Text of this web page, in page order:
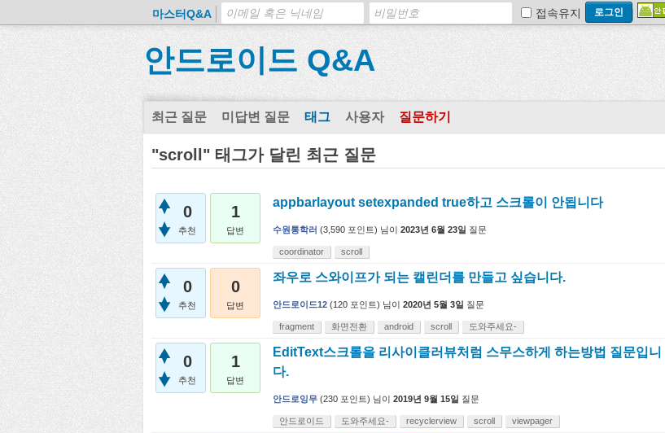
마스터Q&A 접속유지
안드로이드 Q&A
최근 질문 미답변 질문 태그 사용자 질문하기
"scroll" 태그가 달린 최근 질문
0
추천
1
답변
appbarlayout setexpanded true하고 스크롤이 안됩니다
수원통학러 (3,590 포인트) 님이 2023년 6월 23일 질문
coordinator scroll
0
추천
0
답변
좌우로 스와이프가 되는 캘린더를 만들고 싶습니다.
안드로이드12 (120 포인트) 님이 2020년 5월 3일 질문
fragment 화면전환 android scroll 도와주세요-
0
추천
1
답변
EditText스크롤을 리사이클러뷰처럼 스무스하게 하는방법 질문입니
다.
안드로잉무 (230 포인트) 님이 2019년 9월 15일 질문
안드로이드 도와주세요- recyclerview scroll viewpager